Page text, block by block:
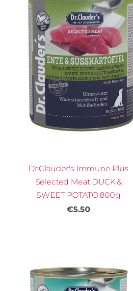
Dr.Clauder's Immune Plus
Selected Meat DUCK &
SWEET POTATO 800g
€5.50